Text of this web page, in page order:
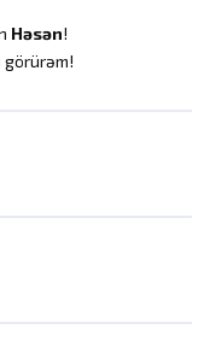
Həsən!
görürəm!